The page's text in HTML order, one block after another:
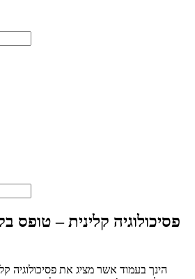
פסיכולוגיה קלינית – טופס
הינך בעמוד אשר מציג את פסיכולוגיה